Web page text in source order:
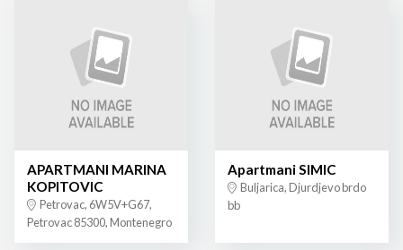
APARTMANI MARINA
KOPITOVIC
Petrovac, 6W5V+G67,
Petrovac 85300, Montenegro
Apartmani SIMIC
Buljarica, Djurdjevo brdo
bb